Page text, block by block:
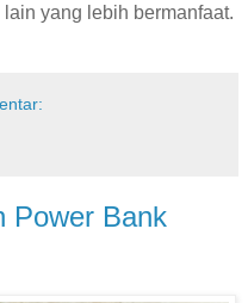
yang lebih bermanfaat.
Power Bank